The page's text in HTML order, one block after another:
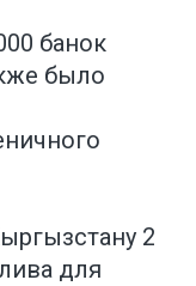
банок
было
2
для